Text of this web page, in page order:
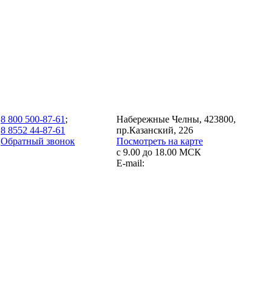
8 800 500-87-61 ;
8 8552 44-87-61
Обратный звонок
Набережные Челны, 423800,
пр.Казанский, 226
Посмотреть на карте
с 9.00 до 18.00 МСК
E-mail: